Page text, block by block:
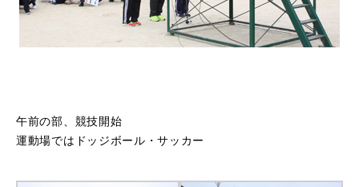
個別見学
午前の部、競技開始
運動場ではドッジボール・サッカー